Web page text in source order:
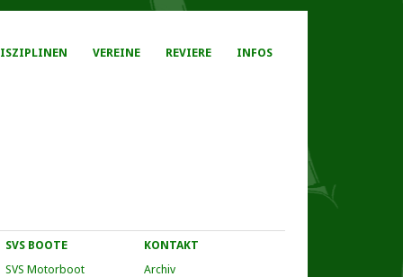
VEREINE REVIERE INFOS
SVS BOOTE
SVS Motorboot
KONTAKT
Archiv